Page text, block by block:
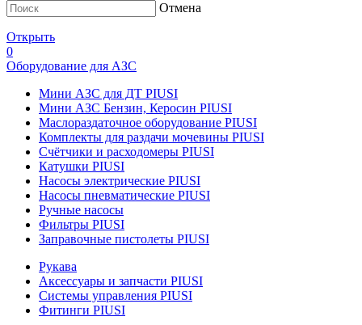
Отмена
Открыть
0
Оборудование для АЗС
Мини АЗС для ДТ PIUSI
Мини АЗС Бензин, Керосин PIUSI
Маслораздаточное оборудование PIUSI
Комплекты для раздачи мочевины PIUSI
Счётчики и расходомеры PIUSI
Катушки PIUSI
Насосы электрические PIUSI
Насосы пневматические PIUSI
Ручные насосы
Фильтры PIUSI
Заправочные пистолеты PIUSI
Рукава
Аксессуары и запчасти PIUSI
Системы управления PIUSI
Фитинги PIUSI